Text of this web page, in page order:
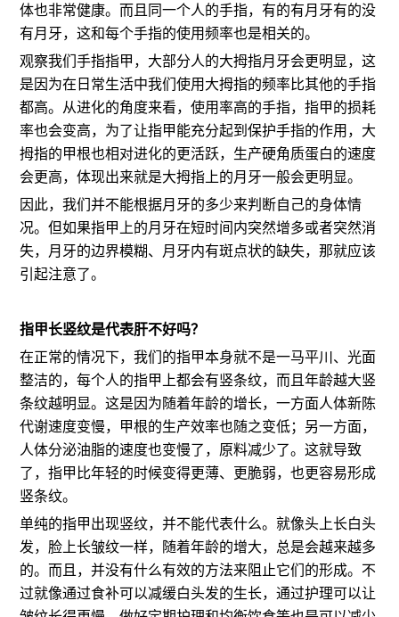
体也非常健康。而且同一个人的手指，有的有月牙有的没
有月牙，这和每个手指的使用频率也是相关的。
观察我们手指指甲，大部分人的大拇指月牙会更明显，这
是因为在日常生活中我们使用大拇指的频率比其他的手指
都高。从进化的角度来看，使用率高的手指，指甲的损耗
率也会变高，为了让指甲能充分起到保护手指的作用，大
拇指的甲根也相对进化的更活跃，生产硬角质蛋白的速度
会更高，体现出来就是大拇指上的月牙一般会更明显。
因此，我们并不能根据月牙的多少来判断自己的身体情
况。但如果指甲上的月牙在短时间内突然增多或者突然消
失，月牙的边界模糊、月牙内有斑点状的缺失，那就应该
引起注意了。
指甲长竖纹是代表肝不好吗？
在正常的情况下，我们的指甲本身就不是一马平川、光面
整洁的，每个人的指甲上都会有竖条纹，而且年龄越大竖
条纹越明显。这是因为随着年龄的增长，一方面人体新陈
代谢速度变慢，甲根的生产效率也随之变低；另一方面，
人体分泌油脂的速度也变慢了，原料减少了。这就导致
了，指甲比年轻的时候变得更薄、更脆弱，也更容易形成
竖条纹。
单纯的指甲出现竖纹，并不能代表什么。就像头上长白头
发，脸上长皱纹一样，随着年龄的增大，总是会越来越多
的。而且，并没有什么有效的方法来阻止它们的形成。不
过就像通过食补可以减缓白头发的生长，通过护理可以让